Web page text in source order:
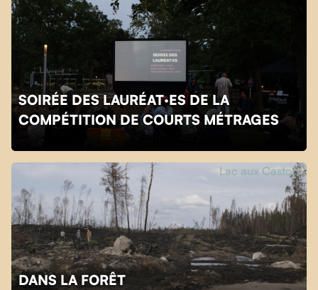
SOIRÉE DES LAURÉAT·ES DE LA
COMPÉTITION DE COURTS MÉTRAGES
DANS LA FORÊT
Lac aux Castors